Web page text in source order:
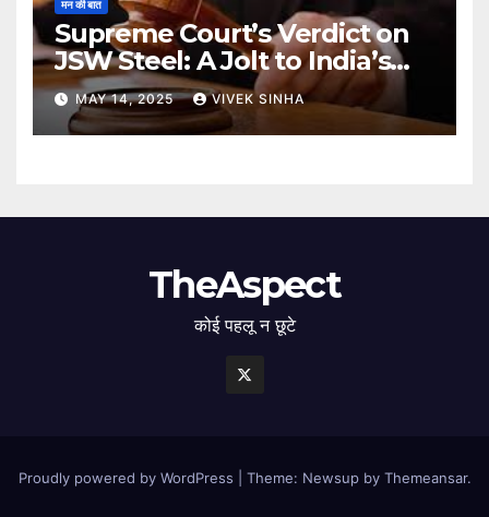
मन की बात
Supreme Court’s Verdict on
JSW Steel: A Jolt to India’s
Insolvency Framework
MAY 14, 2025 VIVEK SINHA
TheAspect
कोई पहलू न छूटे
Proudly powered by WordPress Theme: Newsup by Themeansar.